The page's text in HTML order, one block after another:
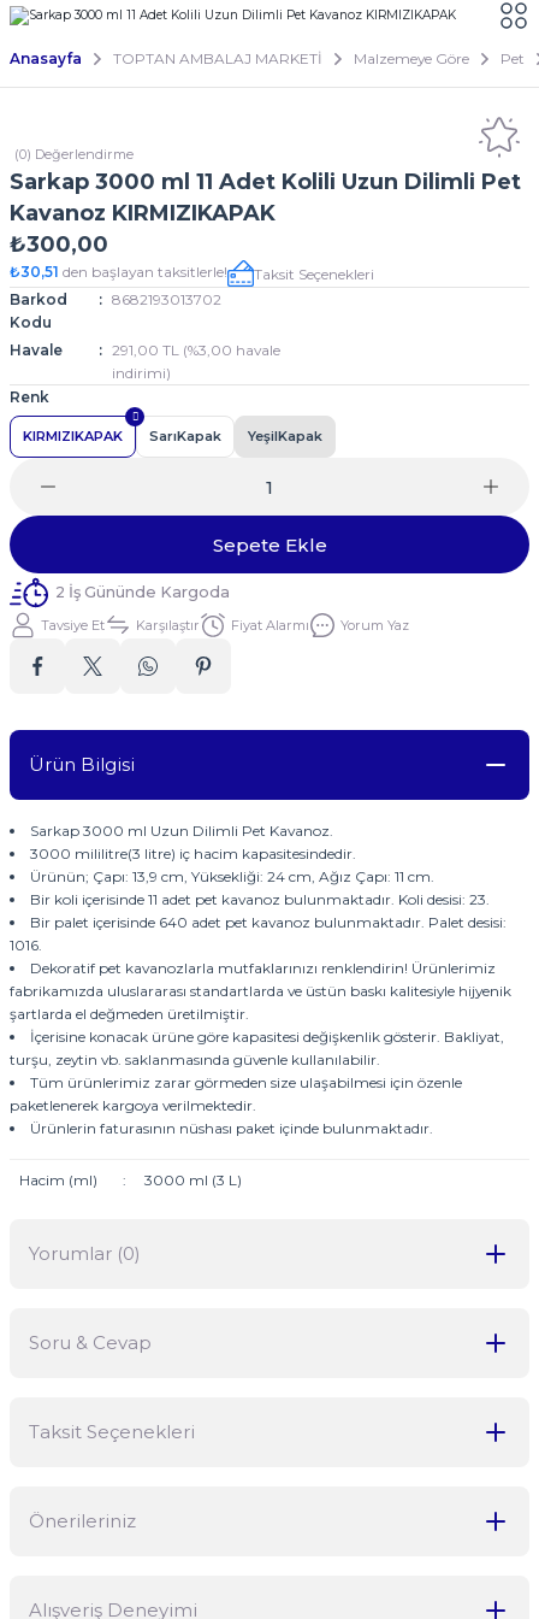
Anasayfa TOPTAN AMBALAJ MARKETİ Malzemeye Göre Pet
(0) Değerlendirme
Sarkap 3000 ml 11 Adet Kolili Uzun Dilimli Pet
Kavanoz KIRMIZIKAPAK
₺300,00
₺30,51 den başlayan taksitlerle!
Taksit Seçenekleri
Barkod
Kodu
8682193013702
Havale
291,00 TL (%3,00 havale
indirimi)
Renk
KIRMIZIKAPAK SarıKapak YeşilKapak
Sepete Ekle
2 İş Gününde Kargoda
Tavsiye Et Karşılaştır Fiyat Alarmı Yorum Yaz
Ürün Bilgisi
Sarkap 3000 ml Uzun Dilimli Pet Kavanoz.
3000 mililitre(3 litre) iç hacim kapasitesindedir.
Ürünün; Çapı: 13,9 cm, Yüksekliği: 24 cm, Ağız Çapı: 11 cm.
Bir koli içerisinde 11 adet pet kavanoz bulunmaktadır. Koli desisi: 23.
Bir palet içerisinde 640 adet pet kavanoz bulunmaktadır. Palet desisi:
1016.
Dekoratif pet kavanozlarla mutfaklarınızı renklendirin! Ürünlerimiz
fabrikamızda uluslararası standartlarda ve üstün baskı kalitesiyle hijyenik
şartlarda el değmeden üretilmiştir.
İçerisine konacak ürüne göre kapasitesi değişkenlik gösterir. Bakliyat,
turşu, zeytin vb. saklanmasında güvenle kullanılabilir.
Tüm ürünlerimiz zarar görmeden size ulaşabilmesi için özenle
paketlenerek kargoya verilmektedir.
Ürünlerin faturasının nüshası paket içinde bulunmaktadır.
Hacim (ml) : 3000 ml (3 L)
Yorumlar (0)
Soru & Cevap
Taksit Seçenekleri
Önerileriniz
konularda yetersiz gördüğünüz noktaları öneri formunu kullanarak
Alışveriş Deneyimi